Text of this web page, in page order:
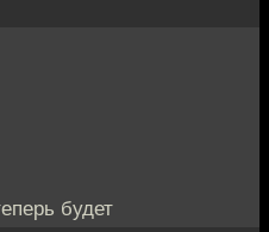
будет